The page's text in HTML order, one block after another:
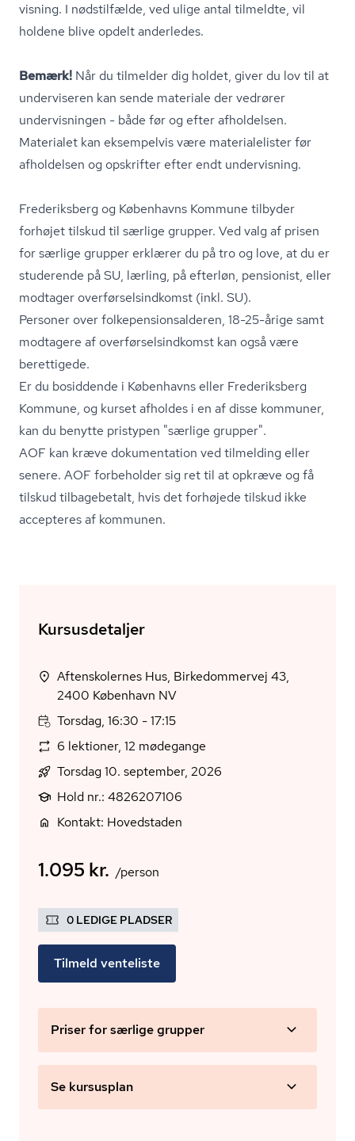
vis­ning. I nødstilfælde, ved ulige antal tilmeldte, vil
holdene blive opdelt anderledes.
Bemærk! Når du tilmelder dig holdet, giver du lov til at
underviseren kan sende materiale der vedrører
undervisningen - både før og efter afholdelsen.
Materialet kan eksempelvis være ma­te­ri­a­le­li­ster før
afholdelsen og opskrifter efter endt undervisning.
Frederiksberg og Københavns Kommune tilbyder
forhøjet tilskud til særlige grupper. Ved valg af prisen
for særlige grupper erklærer du på tro og love, at du er
studerende på SU, lærling, på efterløn, pensionist, eller
modtager over­før­sels­ind­komst (inkl. SU).
Personer over fol­ke­pen­sions­al­de­ren, 18-25-årige samt
modtagere af over­før­sels­ind­komst kan også være
berettigede.
Er du bosiddende i Københavns eller Frederiksberg
Kommune, og kurset afholdes i en af disse kommuner,
kan du benytte pristypen "særlige grupper".
AOF kan kræve dokumentation ved tilmelding eller
senere. AOF forbeholder sig ret til at opkræve og få
tilskud tilbagebetalt, hvis det forhøjede tilskud ikke
accepteres af kommunen.
Kursusdetaljer
Aftenskolernes Hus, Birkedommervej 43,
2400 København NV
Torsdag, 16:30 - 17:15
6 lektioner, 12 mødegange
Torsdag 10. september, 2026
Hold nr.: 4826207106
Kontakt: Hovedstaden
1.095 kr. /person
0 LEDIGE PLADSER
Tilmeld venteliste
Priser for særlige grupper
Se kursusplan